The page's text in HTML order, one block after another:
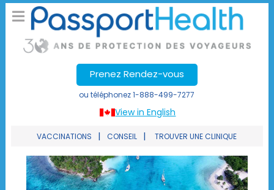
View in English
Prenez Rendez-vous
ou téléphonez1-888-499-7277
VACCINATIONS | CONSEIL | TROUVER UNE CLINIQUE